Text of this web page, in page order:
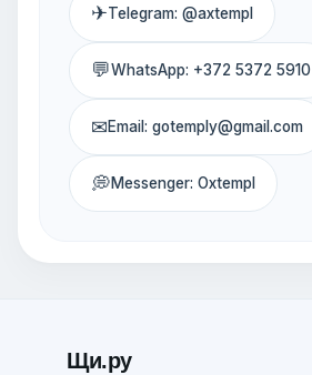
✈Telegram: @axtempl
💬WhatsApp: +372 5372 5910
✉Email: gotemply@gmail.com
💭Messenger: Oxtempl
Щи.ру